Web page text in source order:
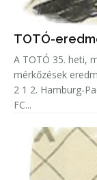
TOTÓ-
A TOTÓ 35. heti,
mérkőzések eredményei: 1. Leverkusen-Hertha
2 1 2. Hamburg-
FC...